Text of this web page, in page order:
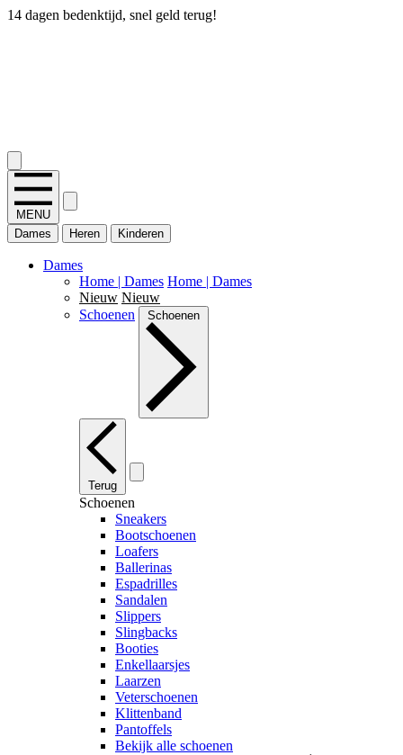
14 dagen bedenktijd, snel geld terug!
MENU
Dames
Heren Kinderen
Dames
Home | Dames Home | Dames
Nieuw Nieuw
Schoenen
Schoenen
Terug
Schoenen
Sneakers
Bootschoenen
Loafers
Ballerinas
Espadrilles
Sandalen
Slippers
Slingbacks
Booties
Enkellaarsjes
Laarzen
Veterschoenen
Klittenband
Pantoffels
Bekijk alle schoenen